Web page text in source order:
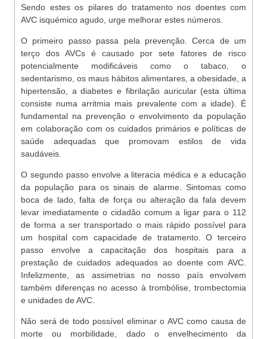
Sendo estes os pilares do tratamento nos doentes com
AVC isquémico agudo, urge melhorar estes números.
O primeiro passo passa pela prevenção. Cerca de um
terço dos AVCs é causado por sete fatores de risco
potencialmente modificáveis como o tabaco, o
sedentarismo, os maus hábitos alimentares, a obesidade, a
hipertensão, a diabetes e fibrilação auricular (esta última
consiste numa arritmia mais prevalente com a idade). É
fundamental na prevenção o envolvimento da população
em colaboração com os cuidados primários e políticas de
saúde adequadas que promovam estilos de vida
saudáveis.
O segundo passo envolve a literacia médica e a educação
da população para os sinais de alarme. Sintomas como
boca de lado, falta de força ou alteração da fala devem
levar imediatamente o cidadão comum a ligar para o 112
de forma a ser transportado o mais rápido possível para
um hospital com capacidade de tratamento. O terceiro
passo envolve a capacitação dos hospitais para a
prestação de cuidados adequados ao doente com AVC.
Infelizmente, as assimetrias no nosso país envolvem
também diferenças no acesso à trombólise, trombectomia
e unidades de AVC.
Não será de todo possível eliminar o AVC como causa de
morte ou morbilidade, dado o envelhecimento da